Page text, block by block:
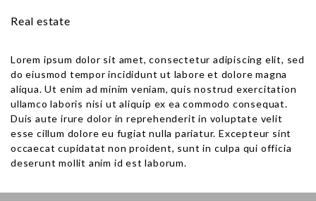
Real estate
Lorem ipsum dolor sit amet, consectetur adipiscing elit, sed
do eiusmod tempor incididunt ut labore et dolore magna
aliqua. Ut enim ad minim veniam, quis nostrud exercitation
ullamco laboris nisi ut aliquip ex ea commodo consequat.
Duis aute irure dolor in reprehenderit in voluptate velit
esse cillum dolore eu fugiat nulla pariatur. Excepteur sint
occaecat cupidatat non proident, sunt in culpa qui officia
deserunt mollit anim id est laborum.